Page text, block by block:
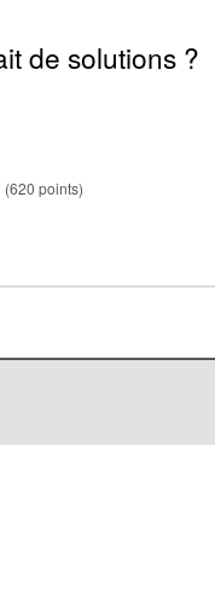
de solutions ?
(620 points)